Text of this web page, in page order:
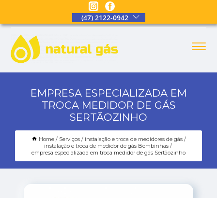
(47) 2122-0942
EMPRESA ESPECIALIZADA EM
TROCA MEDIDOR DE GÁS
SERTÃOZINHO
Home Serviços
instalação e troca de medidores de gás
instalação e troca de medidor de gás Bombinhas
empresa especializada em troca medidor de gás Sertãozinho